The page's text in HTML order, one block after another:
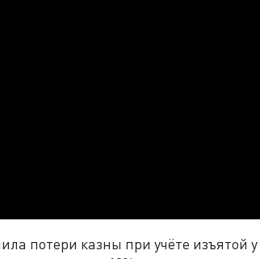
потери казны при учёте изъятой